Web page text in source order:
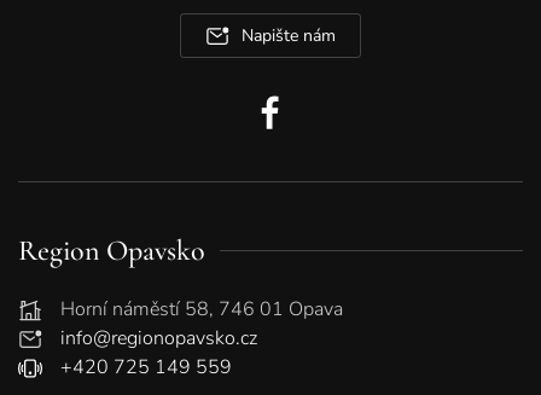
Napište nám
Region Opavsko
Horní náměstí 58, 746 01 Opava
info@regionopavsko.cz
+420 725 149 559